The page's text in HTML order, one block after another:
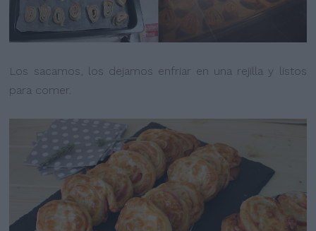
Los sacamos, los dejamos enfriar en una rejilla y listos
para comer.